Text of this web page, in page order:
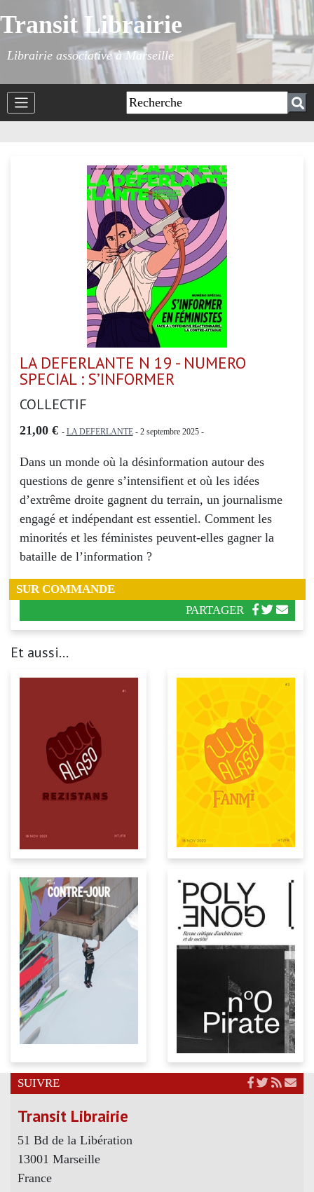
Transit Librairie
Librairie associative à Marseille
LA DEFERLANTE N 19 - NUMERO
SPECIAL : S’INFORMER
COLLECTIF
21,00 € - LA DEFERLANTE- 2 septembre 2025 -
Dans un monde où la désinformation autour des
questions de genre s’intensifient et où les idées
d’extrême droite gagnent du terrain, un journalisme
engagé et indépendant est essentiel. Comment les
minorités et les féministes peuvent-elles gagner la
bataille de l’information ?
SUR COMMANDE
PARTAGER
Et aussi...
SUIVRE
Transit Librairie
51 Bd de la Libération
13001 Marseille
France